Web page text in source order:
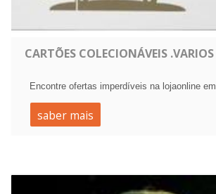
CARTÕES COLECIONÁVEIS .VARIOS
Encontre ofertas imperdíveis na lojaonline em
saber mais